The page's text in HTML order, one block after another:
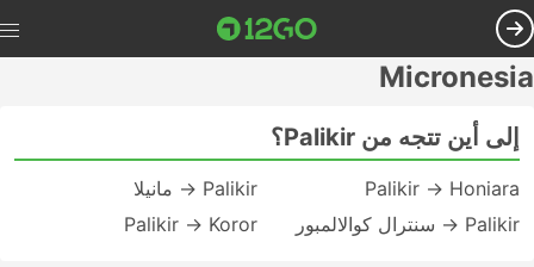
Micronesia
إلى أين تتجه من Palikir؟
Palikir → Honiara
Palikir → سنترال كوالالمبور
Palikir → مانيلا
Palikir → Koror